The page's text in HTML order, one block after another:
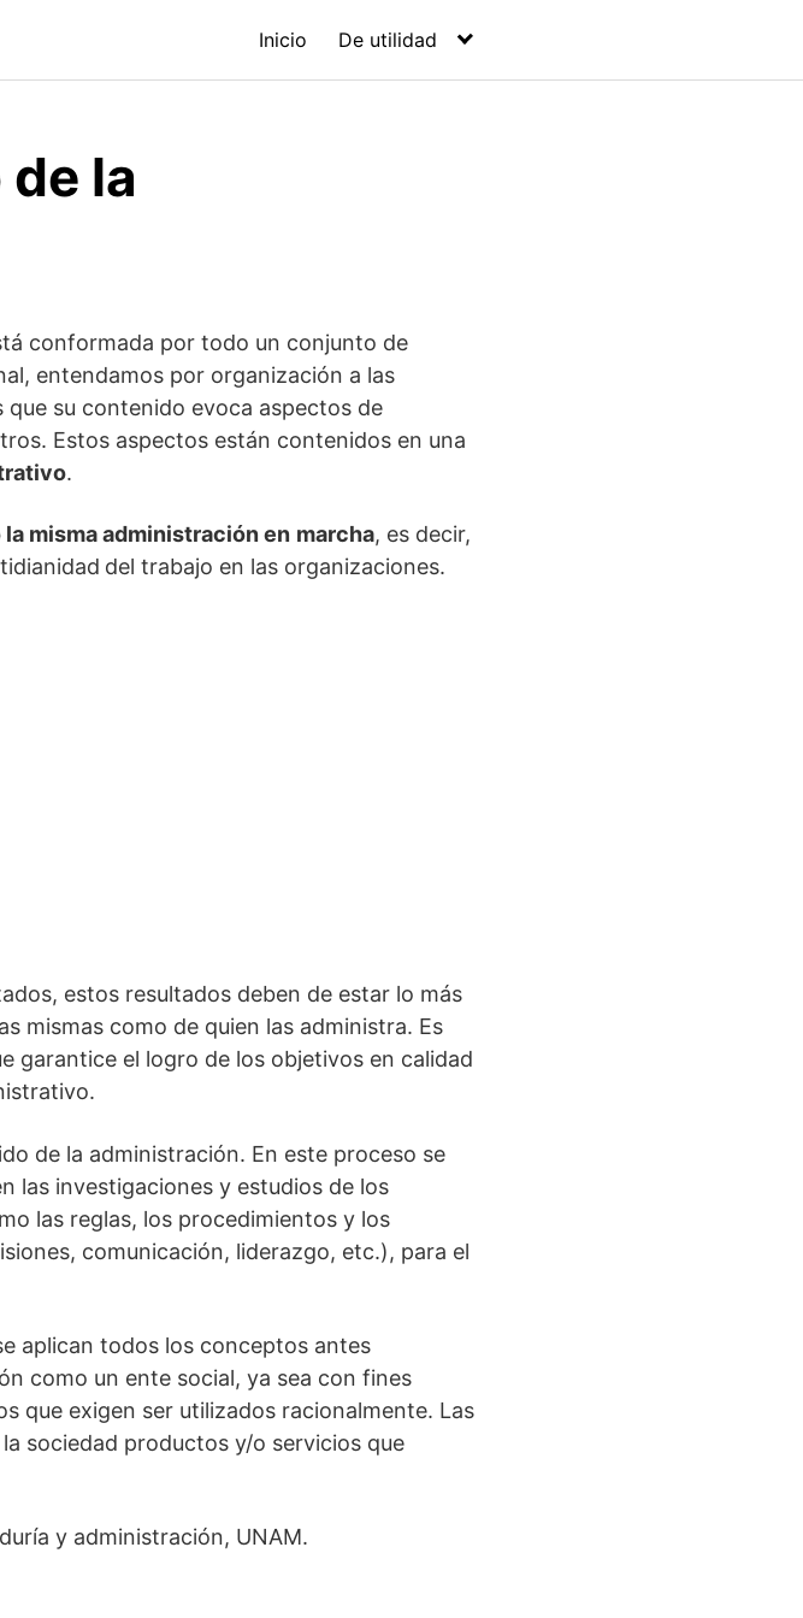
Inicio De utilidad
la
conformada por todo un conjunto de
entendamos por organización a las
su contenido evoca aspectos de
Estos aspectos están contenidos en una
.
misma administración en marcha, es decir,
del trabajo en las organizaciones.
estos resultados deben de estar lo más
mismas como de quien las administra. Es
garantice el logro de los objetivos en calidad
de la administración. En este proceso se
las investigaciones y estudios de los
las reglas, los procedimientos y los
comunicación, liderazgo, etc.), para el
aplican todos los conceptos antes
como un ente social, ya sea con fines
que exigen ser utilizados racionalmente. Las
sociedad productos y/o servicios que
y administración, UNAM.